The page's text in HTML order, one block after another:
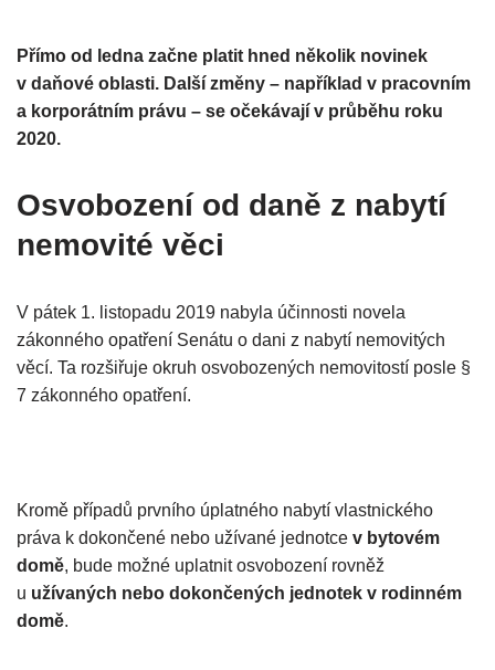
Přímo od ledna začne platit hned několik novinek
v daňové oblasti. Další změny – například v pracovním
a korporátním právu – se očekávají v průběhu roku
2020.
Osvobození od daně z nabytí
nemovité věci
V pátek 1. listopadu 2019 nabyla účinnosti novela
zákonného opatření Senátu o dani z nabytí nemovitých
věcí. Ta rozšiřuje okruh osvobozených nemovitostí posle §
7 zákonného opatření.
Kromě případů prvního úplatného nabytí vlastnického
práva k dokončené nebo užívané jednotce v bytovém
domě, bude možné uplatnit osvobození rovněž
u užívaných nebo dokončených jednotek v rodinném
domě.